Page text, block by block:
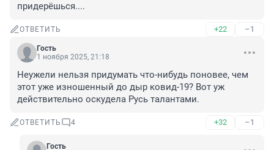
придерёшься....
ОТВЕТИТЬ +22 –1
Гость
1 ноября 2025, 21:18
Неужели нельзя придумать что-нибудь поновее, чем
этот уже изношенный до дыр ковид-19? Вот уж
действительно оскудела Русь талантами.
ОТВЕТИТЬ 4 +32 –1
Гость